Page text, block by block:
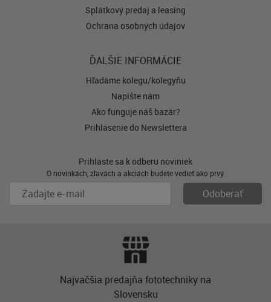
Splátkový predaj a leasing
Ochrana osobných údajov
ĎALŠIE INFORMÁCIE
Hľadáme kolegu/kolegyňu
Napíšte nám
Ako funguje náš bazár?
Prihlásenie do Newslettera
Prihláste sa k odberu noviniek
O novinkách, zľavách a akciách budete vedieť ako prvý.
Najvačšia predajňa fototechniky na
Slovensku